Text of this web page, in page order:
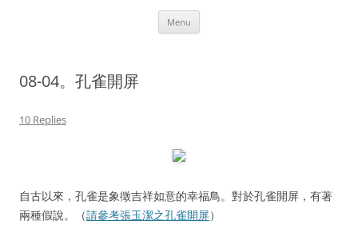
Menu
08-04。孔雀開屏
10 Replies
自古以來，孔雀是象徵吉祥如意的幸福鳥。對於孔雀開屏，有著
兩種假說。（請參考張玉潔之孔雀開屏）